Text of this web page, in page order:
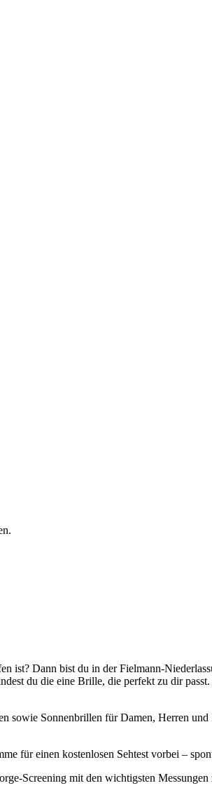
ist? Dann bist du in der Fielmann-
du die eine Brille, die perfekt zu dir
Sonnenbrillen für Damen, Herren
für einen kostenlosen Sehtest vorbei –
Screening mit den wichtigsten